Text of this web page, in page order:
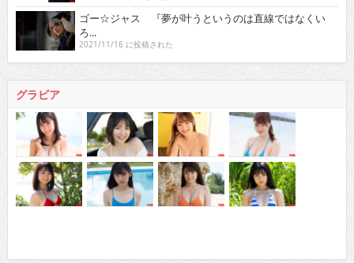
ゴー☆ジャス 『夢が叶うというのは直線ではなくい
ろ...
2021/11/16 に投稿された
グラビア